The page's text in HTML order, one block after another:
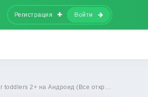
Регистрация Войти
2+ на Андроид (Все открыто)